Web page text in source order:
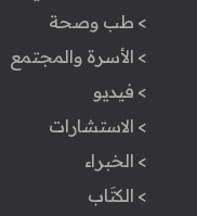
> طب وصحة
> الأسرة والمجتمع
> فيديو
> الاستشارات
> الخبراء
> الكتَاب